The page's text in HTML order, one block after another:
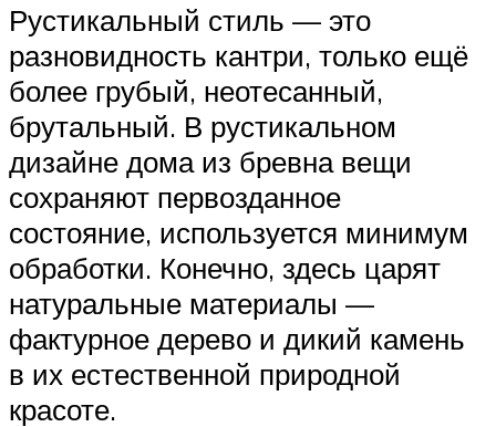
Рустикальный стиль — это
разновидность кантри, только ещё
более грубый, неотесанный,
брутальный. В рустикальном
дизайне дома из бревна вещи
сохраняют первозданное
состояние, используется минимум
обработки. Конечно, здесь царят
натуральные материалы —
фактурное дерево и дикий камень
в их естественной природной
красоте.